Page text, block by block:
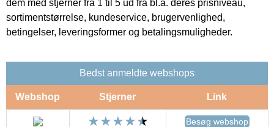
dem med stjerner fra 1 til 5 ud fra bl.a. deres prisniveau,
sortimentstørrelse, kundeservice, brugervenlighed,
betingelser, leveringsformer og betalingsmuligheder.
Bedst anmeldte webshops
Webshop Stjerner Link
Besøg webshop